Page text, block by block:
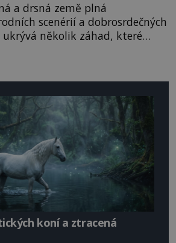
a drsná země plná
scenérií a dobrosrdečných
ukrývá několik záhad, které
i amatérským badatelům.
patří i podivná světla
mimozemšťané? [gallery
koní a ztracená